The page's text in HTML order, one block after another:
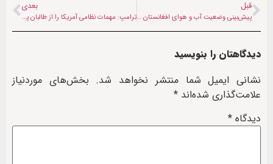
قبل
پیش‌بینی وضعیت آب و هوای افغانستان (امروز دوشنبه، ۱ بهمن ۱۴۰۳)
بعدی
ترامپ: مهمات نظامی آمریکا را از طالبان پس می‌گیرم
دیدگاهتان را بنویسید
نشانی ایمیل شما منتشر نخواهد شد. بخش‌های موردنیاز
علامت‌گذاری شده‌اند *
دیدگاه *